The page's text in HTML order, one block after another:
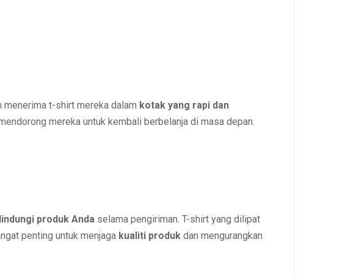
menerima t-shirt mereka dalam kotak yang rapi dan
mereka untuk kembali berbelanja di masa depan.
produk Anda selama pengiriman. T-shirt yang dilipat
penting untuk menjaga kualiti produk dan mengurangkan